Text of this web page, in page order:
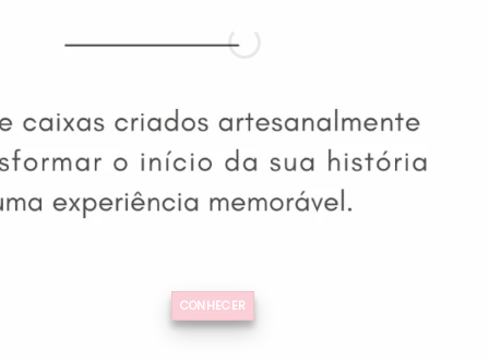
CONHECER